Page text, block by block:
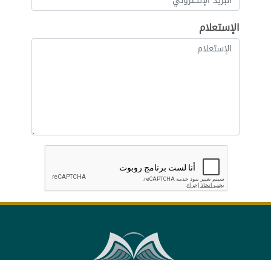
الإستعلام